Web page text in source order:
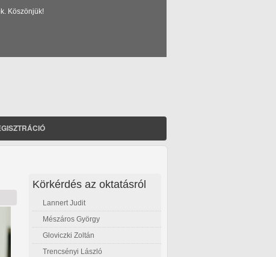
Köszönjük!
Körkérdés az oktatásról
Lannert Judit
Mészáros György
Gloviczki Zoltán
Trencsényi László